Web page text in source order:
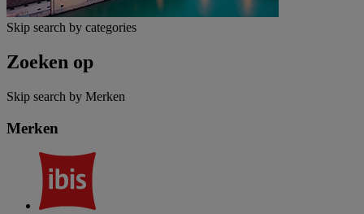
Skip search by categories
Zoeken op
Skip search by Merken
Merken